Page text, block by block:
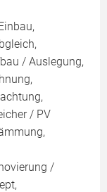
/ Auslegung,
/ PV
/